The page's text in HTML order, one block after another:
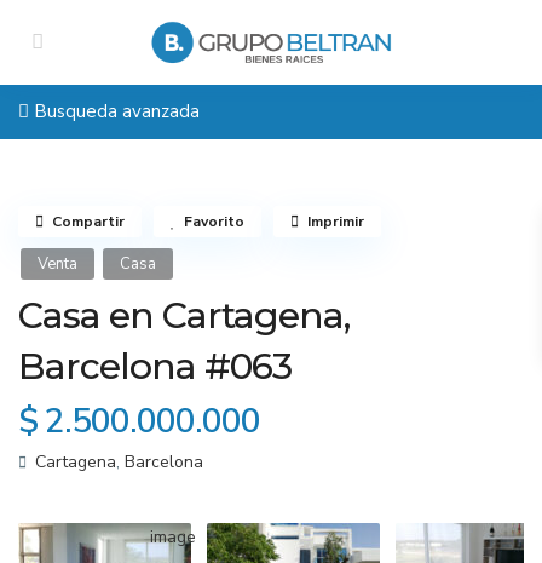
Busqueda avanzada
Venta Casa
Casa en Cartagena,
Barcelona #063
$ 2.500.000.000
Cartagena, Barcelona
Compartir Favorito Imprimir